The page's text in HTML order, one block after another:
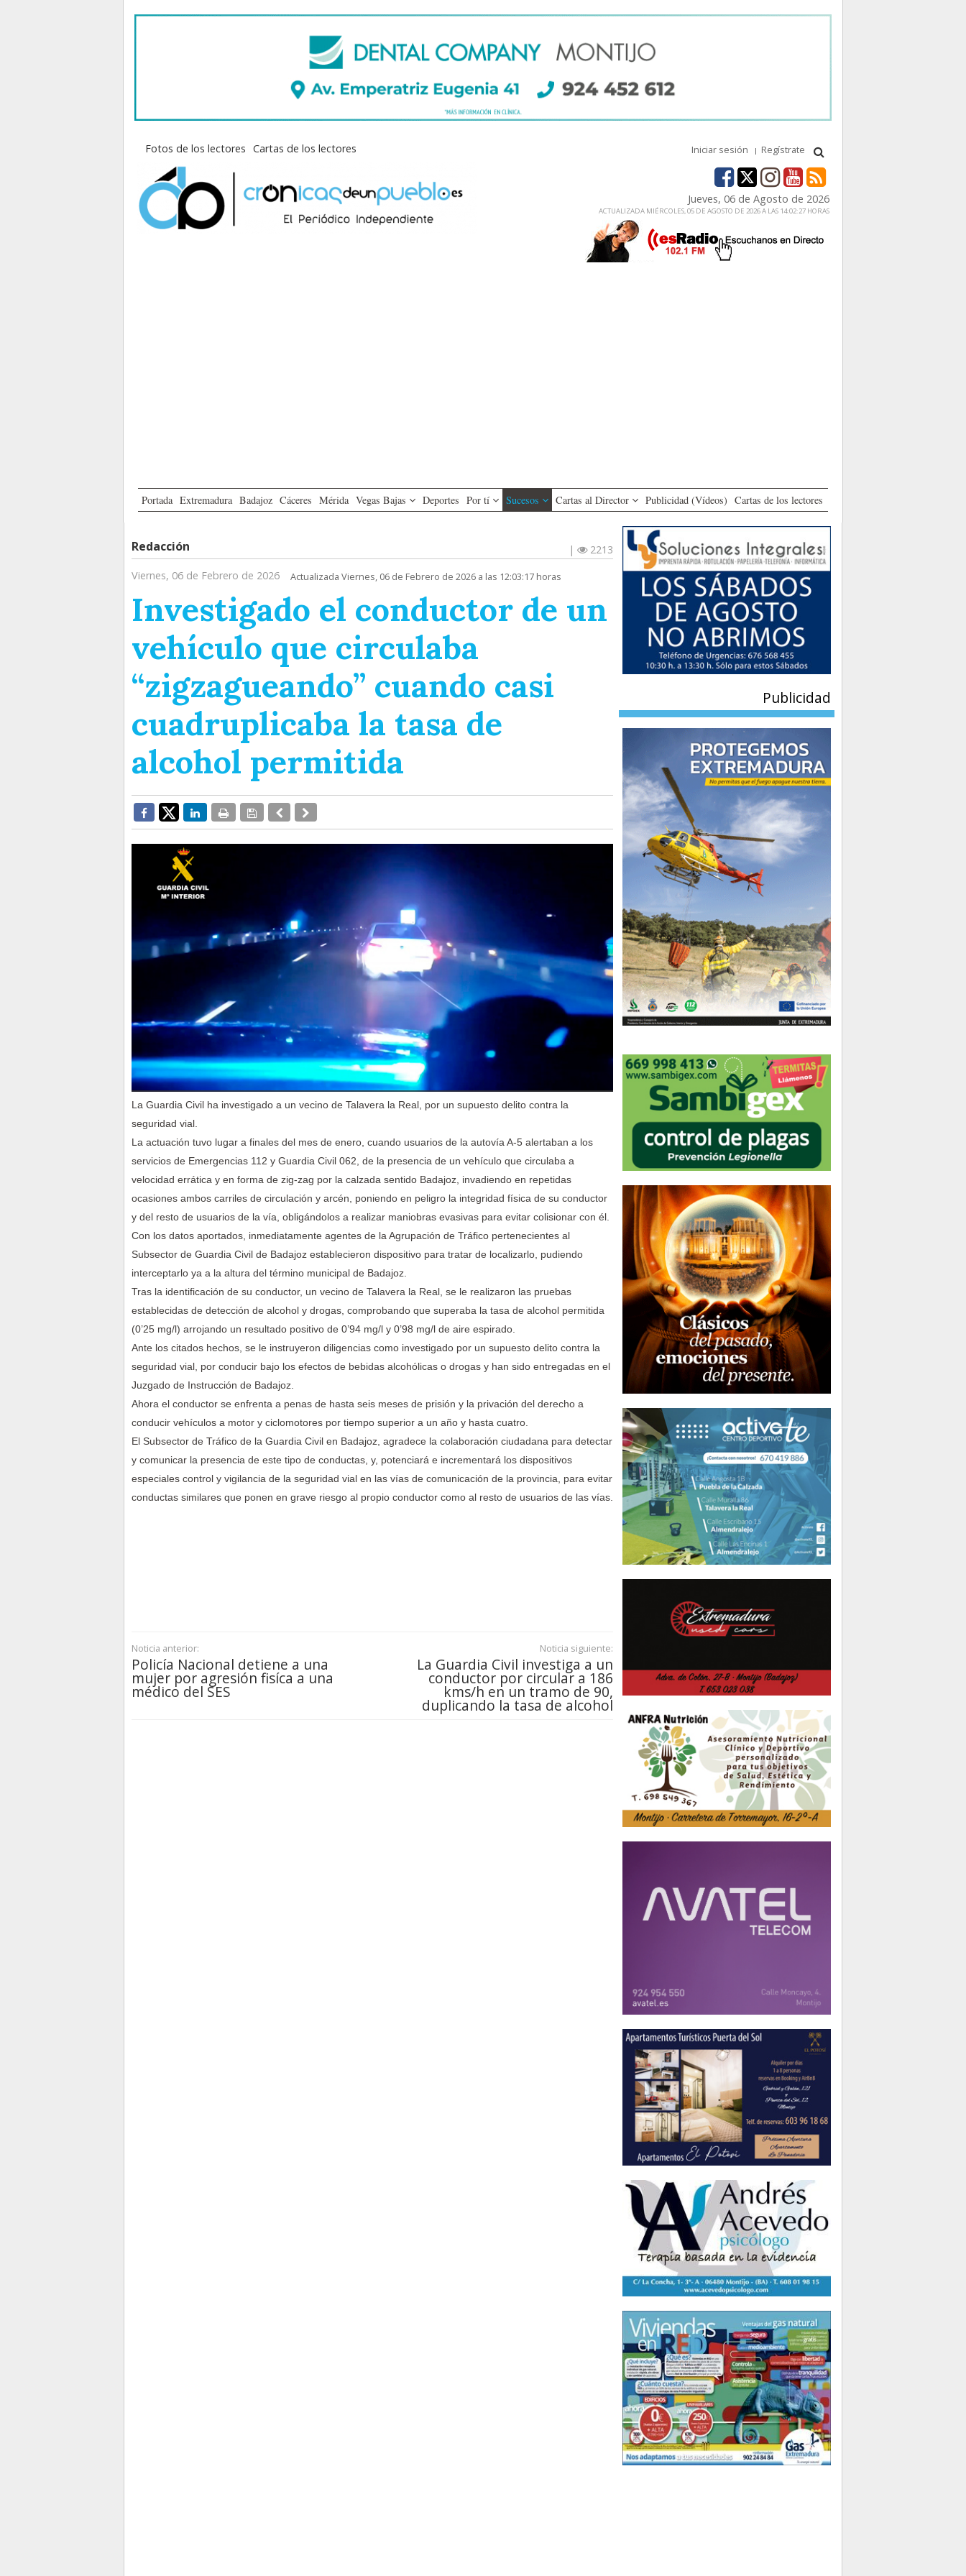
Fotos de los lectores Cartas de los lectores Iniciar sesión Regístrate
Jueves, 06 de Agosto de 2026
ACTUALIZADA MIÉRCOLES, 05 DE AGOSTO DE 2026 A LAS 14:02:27 HORAS
Portada Extremadura Badajoz Cáceres Mérida Vegas Bajas Deportes Por tí Sucesos Cartas al Director Publicidad (Vídeos) Cartas de los lectores
Redacción |
2213
Viernes, 06 de Febrero de 2026
Actualizada Viernes, 06 de Febrero de 2026 a las 12:03:17 horas
Investigado el conductor de un
vehículo que circulaba
“zigzagueando” cuando casi
cuadruplicaba la tasa de
alcohol permitida
La Guardia Civil ha investigado a un vecino de Talavera la Real, por un supuesto delito contra la
seguridad vial.
La actuación tuvo lugar a finales del mes de enero, cuando usuarios de la autovía A-5 alertaban a los
servicios de Emergencias 112 y Guardia Civil 062, de la presencia de un vehículo que circulaba a
velocidad errática y en forma de zig-zag por la calzada sentido Badajoz, invadiendo en repetidas
ocasiones ambos carriles de circulación y arcén, poniendo en peligro la integridad física de su conductor
y del resto de usuarios de la vía, obligándolos a realizar maniobras evasivas para evitar colisionar con él.
Con los datos aportados, inmediatamente agentes de la Agrupación de Tráfico pertenecientes al
Subsector de Guardia Civil de Badajoz establecieron dispositivo para tratar de localizarlo, pudiendo
interceptarlo ya a la altura del término municipal de Badajoz.
Tras la identificación de su conductor, un vecino de Talavera la Real, se le realizaron las pruebas
establecidas de detección de alcohol y drogas, comprobando que superaba la tasa de alcohol permitida
(0’25 mg/l) arrojando un resultado positivo de 0’94 mg/l y 0’98 mg/l de aire espirado.
Ante los citados hechos, se le instruyeron diligencias como investigado por un supuesto delito contra la
seguridad vial, por conducir bajo los efectos de bebidas alcohólicas o drogas y han sido entregadas en el
Juzgado de Instrucción de Badajoz.
Ahora el conductor se enfrenta a penas de hasta seis meses de prisión y la privación del derecho a
conducir vehículos a motor y ciclomotores por tiempo superior a un año y hasta cuatro.
El Subsector de Tráfico de la Guardia Civil en Badajoz, agradece la colaboración ciudadana para detectar
y comunicar la presencia de este tipo de conductas, y, potenciará e incrementará los dispositivos
especiales control y vigilancia de la seguridad vial en las vías de comunicación de la provincia, para evitar
conductas similares que ponen en grave riesgo al propio conductor como al resto de usuarios de las vías.
Noticia anterior:
Policía Nacional detiene a una
mujer por agresión fisíca a una
médico del SES
Noticia siguiente:
La Guardia Civil investiga a un
conductor por circular a 186
kms/h en un tramo de 90,
duplicando la tasa de alcohol
Publicidad